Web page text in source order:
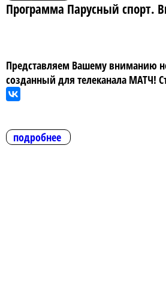
Программа Парусный спорт.
Представляем Вашему вниманию
созданный для телеканала МАТЧ!
подробнее